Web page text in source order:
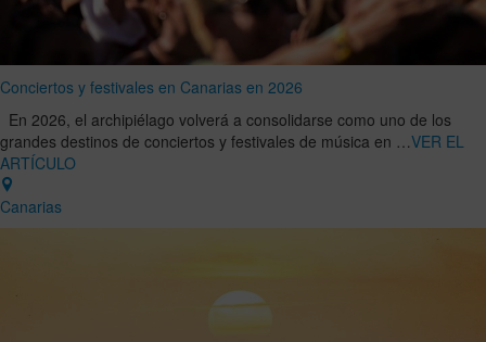
Conciertos y festivales en Canarias en 2026
En 2026, el archipiélago volverá a consolidarse como uno de los
grandes destinos de conciertos y festivales de música en …VER EL
ARTÍCULO
Canarias